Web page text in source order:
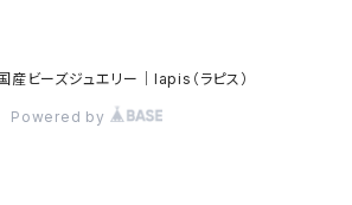
産ビーズジュエリー｜lapis（ラピス）
Powered by